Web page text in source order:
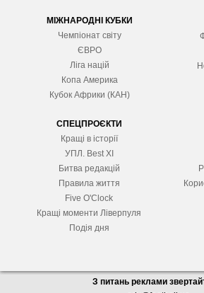
МІЖНАРОДНІ КУБКИ
Чемпіонат світу
ЄВРО
Ліга націй
Копа Америка
Кубок Африки (КАН)
СПЕЦПРОЄКТИ
Кращі в історії
УПЛ. Best XІ
Битва редакцій
Правила життя
Five O'Clock
Кращі моменти Ліверпуля
Подія дня
З питань реклами